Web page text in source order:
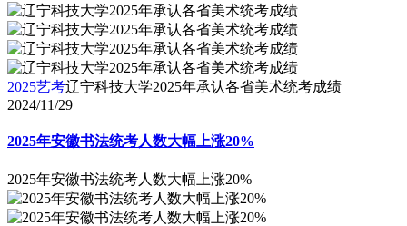
2025艺考辽宁科技大学2025年承认各省美术统考成绩
2024/11/29
2025年安徽书法统考人数大幅上涨20%
2025年安徽书法统考人数大幅上涨20%